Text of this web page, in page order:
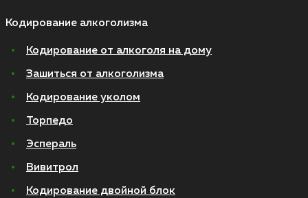
Кодирование алкоголизма
Кодирование от алкоголя на дому
Зашиться от алкоголизма
Кодирование уколом
Торпедо
Эспераль
Вивитрол
Кодирование двойной блок